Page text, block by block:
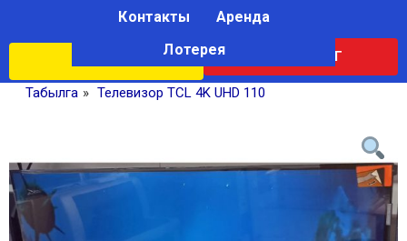
КАТАЛОГ
Контакты
Аренда
Лотерея
Табылга » Телевизор TCL 4K UHD 110